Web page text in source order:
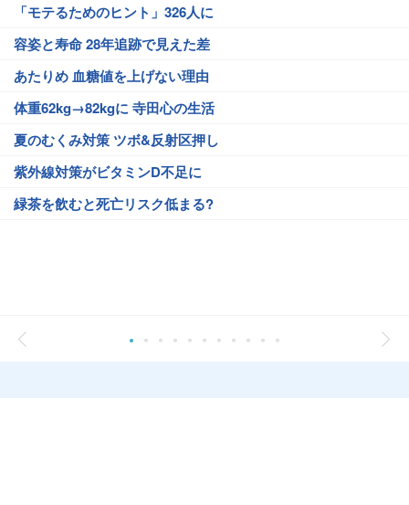
「モテるためのヒント」326人に
容姿と寿命 28年追跡で見えた差
あたりめ 血糖値を上げない理由
体重62kg→82kgに 寺田心の生活
夏のむくみ対策 ツボ&反射区押し
紫外線対策がビタミンD不足に
緑茶を飲むと死亡リスク低まる?